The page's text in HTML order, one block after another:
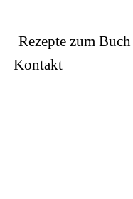
Rezepte zum Buch
Kontakt